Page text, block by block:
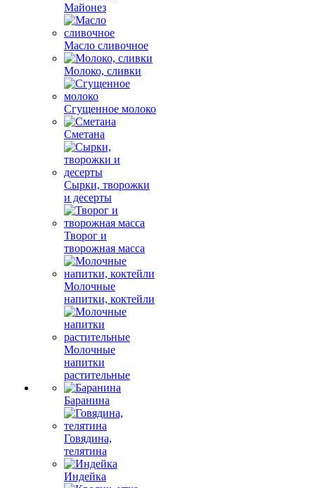
Майонез
Масло сливочное
Молоко, сливки
Сгущенное молоко
Сметана
Сырки, творожки
и десерты
Творог и
творожная масса
Молочные
напитки, коктейли
Молочные
напитки
растительные
Баранина
Говядина,
телятина
Индейка